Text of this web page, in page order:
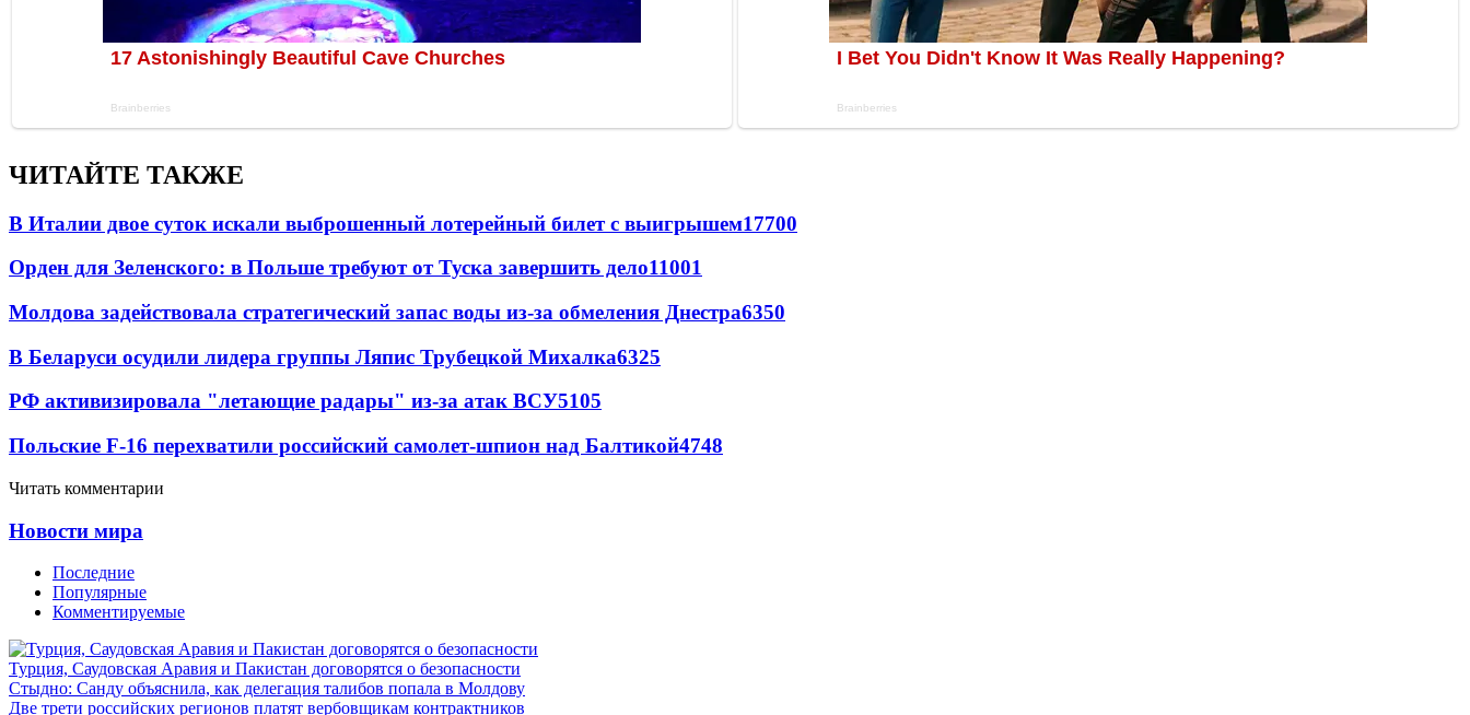
ЧИТАЙТЕ ТАКЖЕ
В Италии двое суток искали выброшенный лотерейный билет с выигрышем17700
Орден для Зеленского: в Польше требуют от Туска завершить дело11001
Молдова задействовала стратегический запас воды из-за обмеления Днестра6350
В Беларуси осудили лидера группы Ляпис Трубецкой Михалка6325
РФ активизировала "летающие радары" из-за атак ВСУ5105
Польские F-16 перехватили российский самолет-шпион над Балтикой4748
Читать комментарии
Новости мира
Последние
Популярные
Комментируемые
Турция, Саудовская Аравия и Пакистан договорятся о безопасности
Стыдно: Санду объяснила, как делегация талибов попала в Молдову
Две трети российских регионов платят вербовщикам контрактников